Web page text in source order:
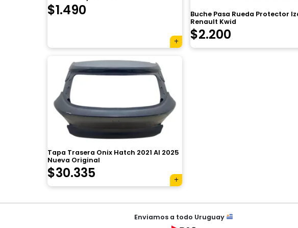
$1.490
Buche Pasa Rueda Protector
Renault Kwid
$2.200
Tapa Trasera Onix Hatch 2021 Al 2025
Nueva Original
$30.335
Enviamos a todo Uruguay